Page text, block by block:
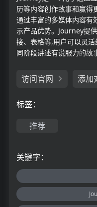
历等内容创作故事和赢得
通过丰富的多媒体内容有
示产品优势。Journey提
接、表格等,用户可以灵
同阶段讲述有说服力的故
访问官网 添加
标签：
推荐
关键字：